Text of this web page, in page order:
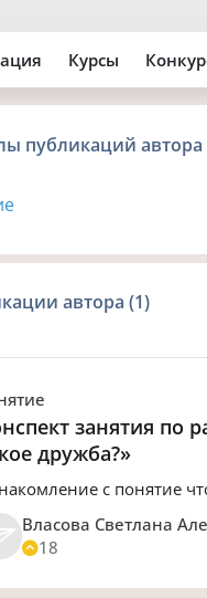
Курсы
публикаций автора
автора (1)
занятия по
дружба?»
с понятие
Власова Светлана
18